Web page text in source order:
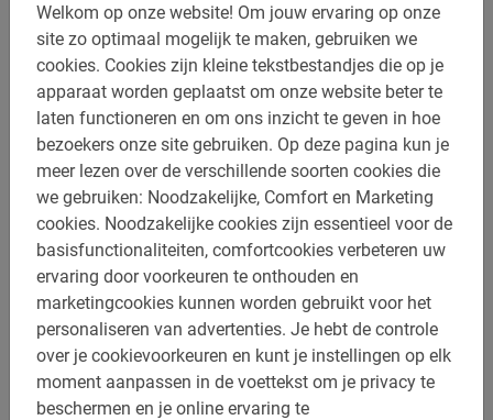
Welkom op onze website! Om jouw ervaring op onze
site zo optimaal mogelijk te maken, gebruiken we
cookies. Cookies zijn kleine tekstbestandjes die op je
apparaat worden geplaatst om onze website beter te
laten functioneren en om ons inzicht te geven in hoe
bezoekers onze site gebruiken. Op deze pagina kun je
meer lezen over de verschillende soorten cookies die
we gebruiken: Noodzakelijke, Comfort en Marketing
cookies. Noodzakelijke cookies zijn essentieel voor de
basisfunctionaliteiten, comfortcookies verbeteren uw
ervaring door voorkeuren te onthouden en
marketingcookies kunnen worden gebruikt voor het
personaliseren van advertenties. Je hebt de controle
over je cookievoorkeuren en kunt je instellingen op elk
moment aanpassen in de voettekst om je privacy te
beschermen en je online ervaring te
Een fantastische tour langs de bijzondere plekken in Parijs!
Relaxed en een gezellige mooie uitleg van gids ***. Zéker de
moeite waard!
Kees, 26 maart 2026
Malaga, E-bike Tour
Wij hebben een ebike tour gereden in Malaga met een
Nederlandse gids. Prima tour qua inspanning en lengte. De
Nederlandse gids ws terzake kundig en wist veel te vertellen
over Malaga, lokale gebruiken en de omgeving. Was zeer
vriendelijk en attent. De elektrische fietsen bevielen prima en
waren gemakkelijk in gebruik.
Ron, 23 maart 2026
Breda, Highlights Tour
Mooie tocht door Breda gehad, *** was een geweldige gids!
Zeker aan te bevelen!